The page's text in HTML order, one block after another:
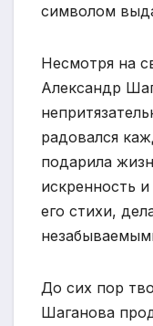
символом
Несмотря на
Александр
радовался
подарила
искренность
его стихи,
До сих пор
Шаганова